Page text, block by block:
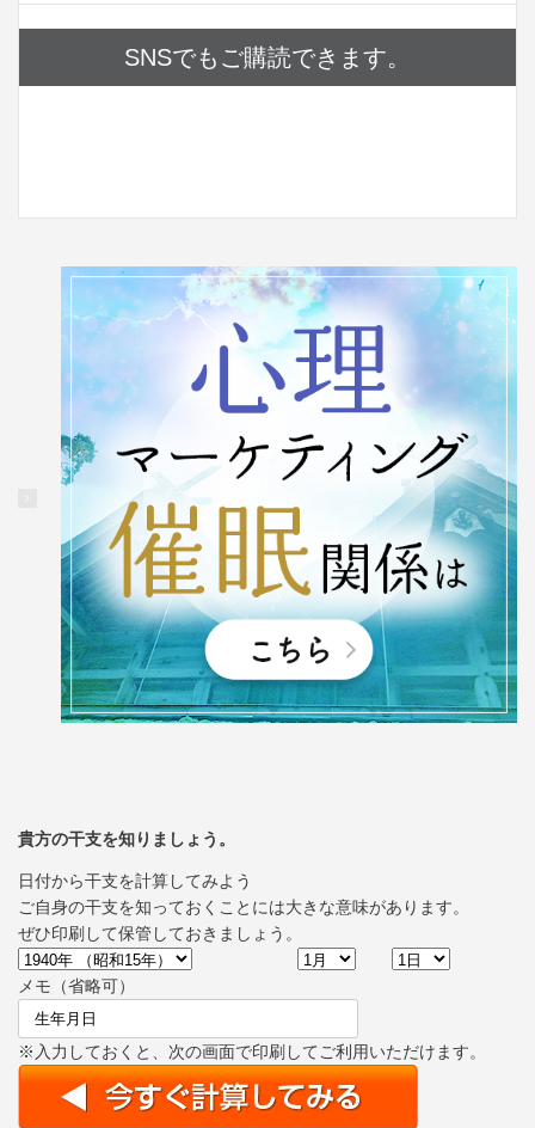
SNSでもご購読できます。
貴方の干支を知りましょう。
日付から干支を計算してみよう
ご自身の干支を知っておくことには大きな意味があります。
ぜひ印刷して保管しておきましょう。
メモ（省略可）
※入力しておくと、次の画面で印刷してご利用いただけます。